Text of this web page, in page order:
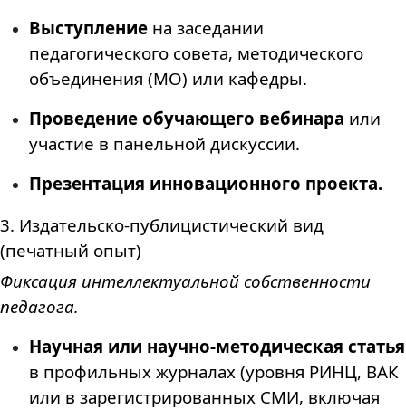
Выступление на заседании
педагогического совета, методического
объединения (МО) или кафедры.
Проведение обучающего вебинара или
участие в панельной дискуссии.
Презентация инновационного проекта.
3. Издательско-публицистический вид
(печатный опыт)
Фиксация интеллектуальной собственности
педагога.
Научная или научно-методическая статья
в профильных журналах (уровня РИНЦ, ВАК
или в зарегистрированных СМИ, включая